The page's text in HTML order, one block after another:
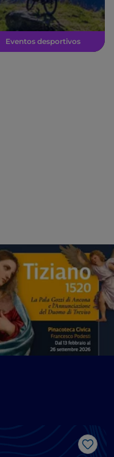
Eventos desportivos